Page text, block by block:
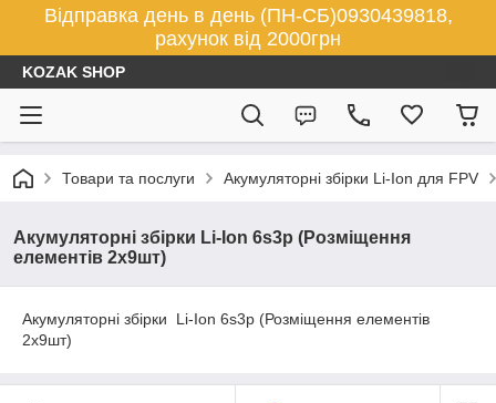
Відправка день в день (ПН-СБ)0930439818,
рахунок від 2000грн
KOZAK SHOP
Товари та послуги Акумуляторні збірки Li-Ion для FPV
Акумуляторні збірки Li-Ion 6s3p (Розміщення
елементів 2х9шт)
Акумуляторні збірки Li-Ion 6s3p (Розміщення елементів
2х9шт)